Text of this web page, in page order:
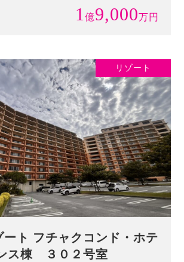
1 億9,000万円
リゾート
ート フチャクコンド・ホテ
ス棟 ３０２号室